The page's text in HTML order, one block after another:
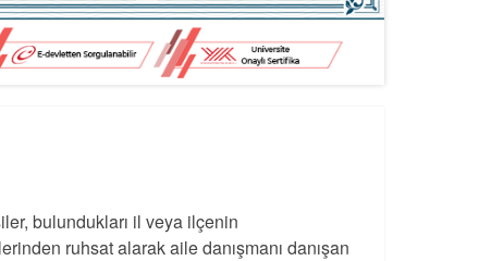
bulundukları il veya ilçenin
ruhsat alarak aile danışmanı danışan